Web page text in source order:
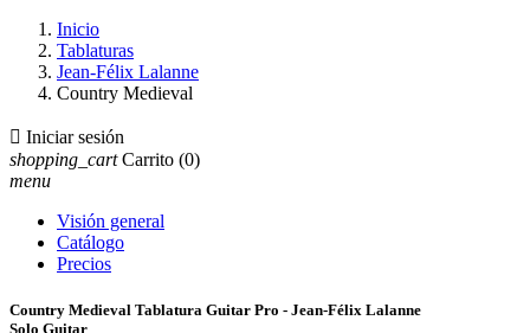
Inicio
Tablaturas
Jean-Félix Lalanne
Country Medieval
 Iniciar sesión
shopping_cart Carrito (0)
menu
Visión general
Catálogo
Precios
Country Medieval Tablatura Guitar Pro - Jean-Félix Lalanne
Solo Guitar